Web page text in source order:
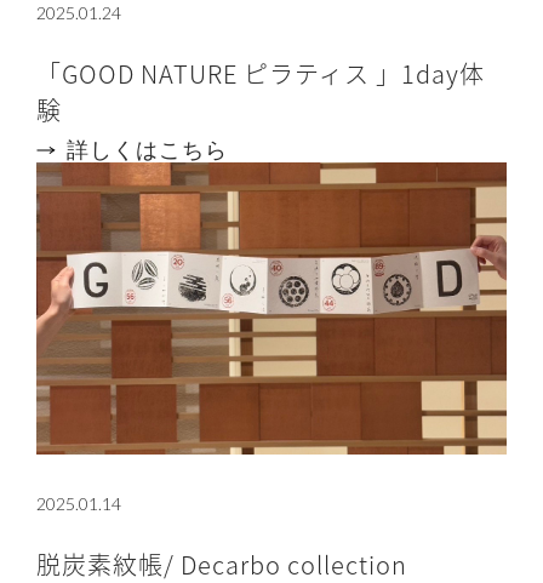
2025.01.24
「GOOD NATURE ピラティス 」1day体
験
詳しくはこちら
2025.01.14
脱炭素紋帳/ Decarbo collection